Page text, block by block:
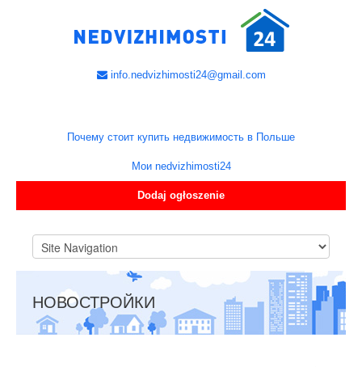
info.nedvizhimosti24@gmail.com
Почему стоит купить недвижимость в Польше
Мои nedvizhimosti24
Dodaj ogłoszenie
НОВОСТРОЙКИ